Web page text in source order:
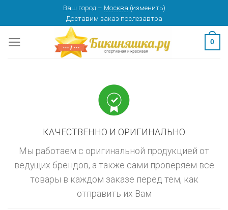
content
Ваш город – Москва (изменить)
Доставим заказ послезавтра
0
КАЧЕСТВЕННО И ОРИГИНАЛЬНО
Мы работаем с оригинальной продукцией от
ведущих брендов, а также сами проверяем все
товары в каждом заказе перед тем, как
отправить их Вам
изменить